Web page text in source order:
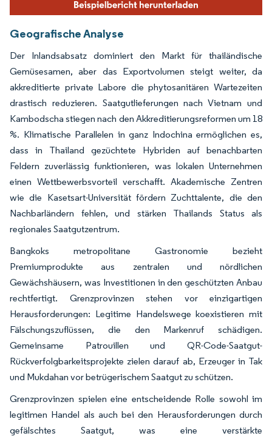
Geografische Analyse
Der Inlandsabsatz dominiert den Markt für thailändische
Gemüsesamen, aber das Exportvolumen steigt weiter, da
akkreditierte private Labore die phytosanitären Wartezeiten
drastisch reduzieren. Saatgutlieferungen nach Vietnam und
Kambodscha stiegen nach den Akkreditierungsreformen um 18
%. Klimatische Parallelen in ganz Indochina ermöglichen es,
dass in Thailand gezüchtete Hybriden auf benachbarten
Feldern zuverlässig funktionieren, was lokalen Unternehmen
einen Wettbewerbsvorteil verschafft. Akademische Zentren
wie die Kasetsart-Universität fördern Zuchttalente, die den
Nachbarländern fehlen, und stärken Thailands Status als
regionales Saatgutzentrum.
Bangkoks metropolitane Gastronomie bezieht
Premiumprodukte aus zentralen und nördlichen
Gewächshäusern, was Investitionen in den geschützten Anbau
rechtfertigt. Grenzprovinzen stehen vor einzigartigen
Herausforderungen: Legitime Handelswege koexistieren mit
Fälschungszuflüssen, die den Markenruf schädigen.
Gemeinsame Patrouillen und QR-Code-Saatgut-
Rückverfolgbarkeitsprojekte zielen darauf ab, Erzeuger in Tak
und Mukdahan vor betrügerischem Saatgut zu schützen.
Grenzprovinzen spielen eine entscheidende Rolle sowohl im
legitimen Handel als auch bei den Herausforderungen durch
gefälschtes Saatgut, was eine verstärkte